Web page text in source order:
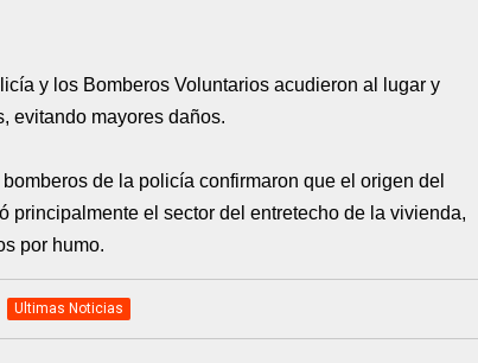
y los Bomberos Voluntarios acudieron al lugar y
evitando mayores daños.
de la policía confirmaron que el origen del
principalmente el sector del entretecho de la vivienda,
por humo.
Ultimas Noticias